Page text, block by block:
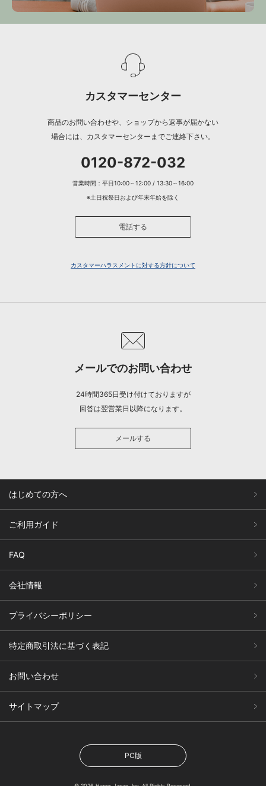
カスタマーセンター
商品のお問い合わせや、ショップから返事が届かない
場合には、カスタマーセンターまでご連絡下さい。
0120-872-032
営業時間：平日10:00～12:00 / 13:30～16:00
※土日祝祭日および年末年始を除く
電話する
カスタマーハラスメントに対する方針について
メールでのお問い合わせ
24時間365日受け付けておりますが
回答は翌営業日以降になります。
メールする
はじめての方へ
ご利用ガイド
FAQ
会社情報
プライバシーポリシー
特定商取引法に基づく表記
お問い合わせ
サイトマップ
PC版